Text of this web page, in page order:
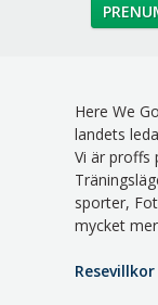
Here We
landets
Vi är proffs
sporter,
mycket
Resevillkor